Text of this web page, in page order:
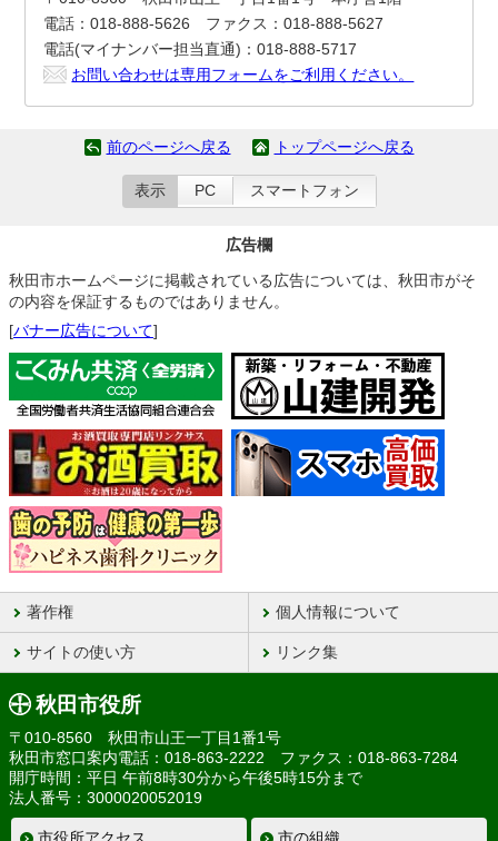
電話：018-888-5626 ファクス：018-888-5627
電話(マイナンバー担当直通)：018-888-5717
お問い合わせは専用フォームをご利用ください。
前のページへ戻る トップページへ戻る
表示 PC スマートフォン
広告欄
秋田市ホームページに掲載されている広告については、秋田市がそ
の内容を保証するものではありません。
[バナー広告について]
著作権 個人情報について
サイトの使い方 リンク集
秋田市役所
〒010-8560 秋田市山王一丁目1番1号
秋田市窓口案内電話：018-863-2222 ファクス：018-863-7284
開庁時間：平日 午前8時30分から午後5時15分まで
法人番号：3000020052019